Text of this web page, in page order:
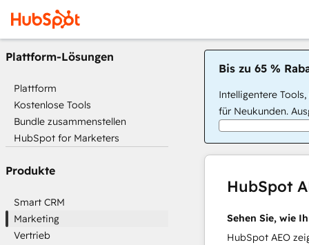
Plattform-Lösungen
Plattform
Kostenlose Tools
Bundle zusammenstellen
HubSpot for Marketers
Produkte
Smart CRM
Marketing
Vertrieb
Bis zu 65 %
Intelligentere
für Neukunden.
HubSpot
Sehen Sie, wie
HubSpot AEO